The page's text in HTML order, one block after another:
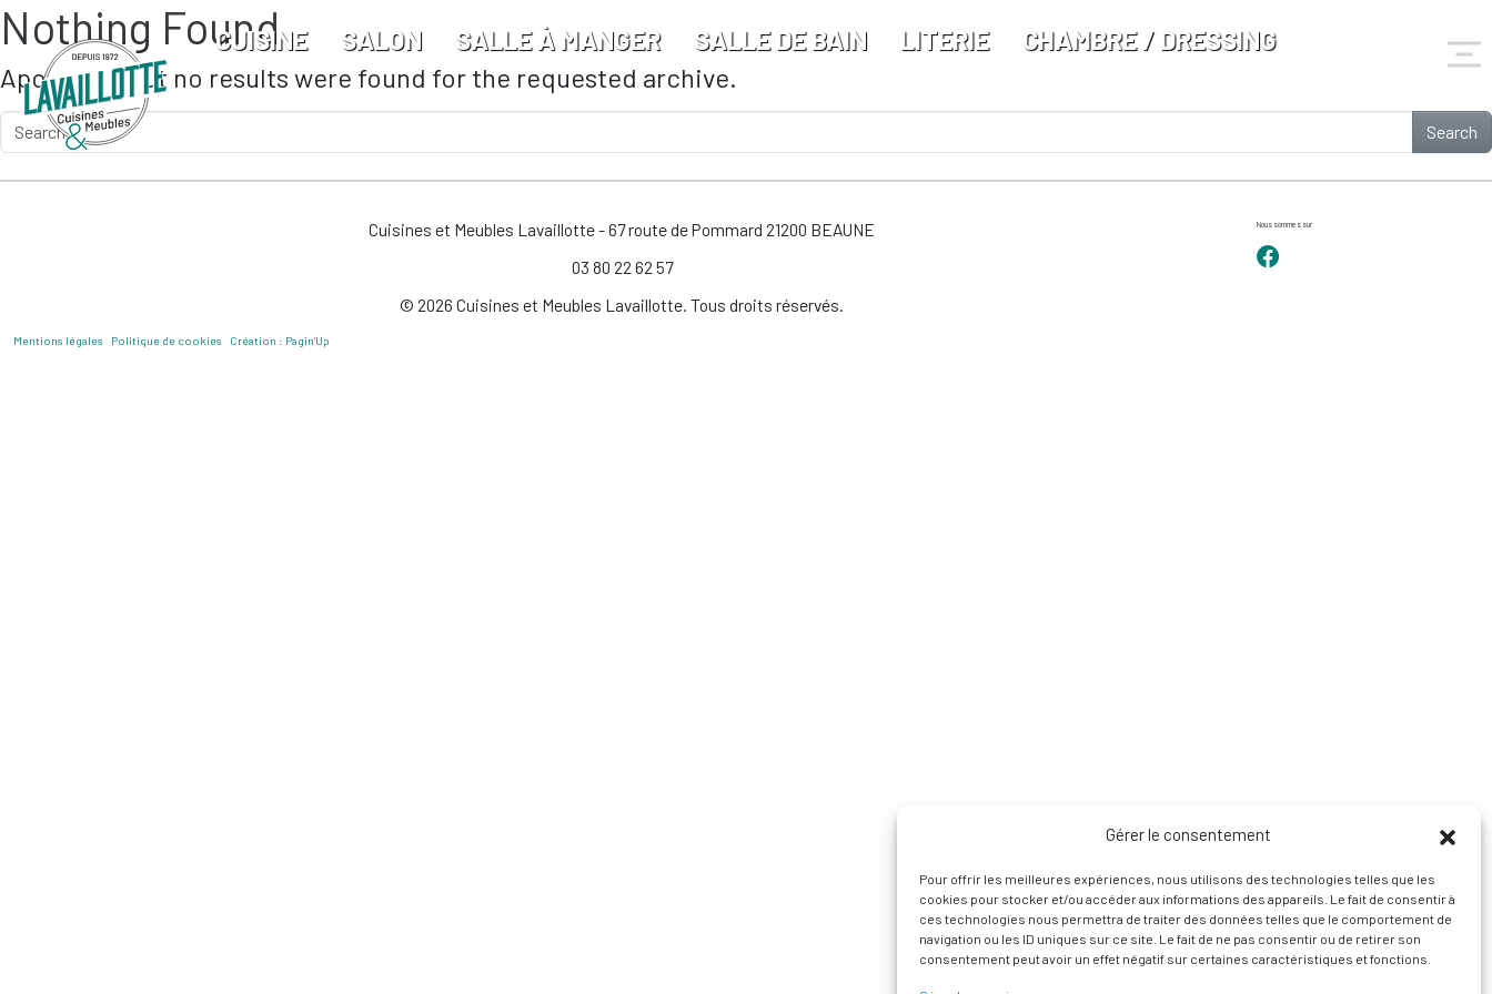
Gérer le consentement
Pour offrir les meilleures expériences, nous utilisons des technologies telles que les
cookies pour stocker et/ou accéder aux informations des appareils. Le fait de consentir à
ces technologies nous permettra de traiter des données telles que le comportement de
navigation ou les ID uniques sur ce site. Le fait de ne pas consentir ou de retirer son
consentement peut avoir un effet négatif sur certaines caractéristiques et fonctions.
Skip to main content
CUISINE SALON SALLE À MANGER SALLE DE BAIN LITERIE CHAMBRE / DRESSING
Nothing Found
Apologies, but no results were found for the requested archive.
Search
Cuisines et Meubles Lavaillotte - 67 route de Pommard 21200 BEAUNE
03 80 22 62 57
© 2026 Cuisines et Meubles Lavaillotte. Tous droits réservés.
Mentions légales Politique de cookies Création : Pagin’Up
Nous sommes sur